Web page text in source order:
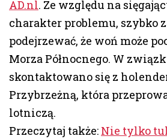
AD.nl. Ze względu na
charakter problemu, szybko
podejrzewać, że woń może
Morza Północnego. W
skontaktowano się z
Przybrzeżną, która
lotniczą.
Przeczytaj także: Nie tylko